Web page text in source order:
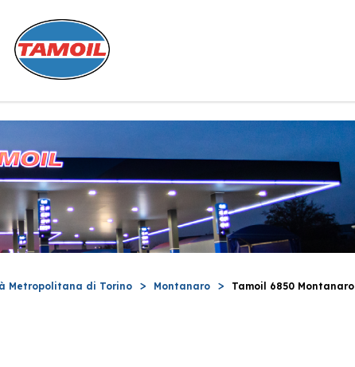
Metropolitana di Torino Montanaro Tamoil 6850 Montanaro